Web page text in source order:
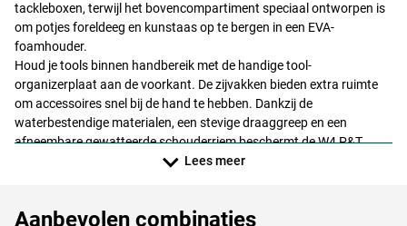
tackleboxen, terwijl het bovencompartiment speciaal ontworpen is
om potjes foreldeeg en kunstaas op te bergen in een EVA-
foamhouder.
Houd je tools binnen handbereik met de handige tool-
organizerplaat aan de voorkant. De zijvakken bieden extra ruimte
om accessoires snel bij de hand te hebben. Dankzij de
waterbestendige materialen, een stevige draaggreep en een
afneembare gewatteerde schouderriem beschermt de W4 P&T
Master Bag al je uitrusting tegen de elementen. Perfect voor
Geleverd met 5 tackleboxen:
Lees meer
Aanbevolen combinaties